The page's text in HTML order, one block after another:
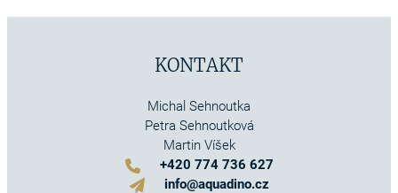
KONTAKT
Michal Sehnoutka
Petra Sehnoutková
Martin Víšek
+420 774 736 627
info@aquadino.cz